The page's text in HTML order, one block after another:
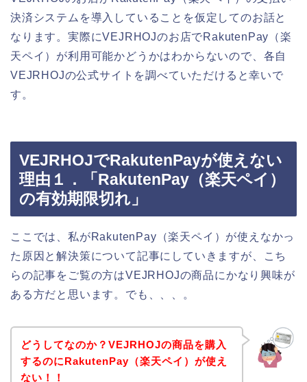
決済システムを導入していることを仮定してのお話と
なります。実際にVEJRHOJのお店でRakutenPay（楽
天ペイ）が利用可能かどうかはわからないので、各自
VEJRHOJの公式サイトを調べていただけると幸いで
す。
VEJRHOJでRakutenPayが使えない
理由１．「RakutenPay（楽天ペイ）
の有効期限切れ」
ここでは、私がRakutenPay（楽天ペイ）が使えなかっ
た原因と解決策について記事にしていきますが、こち
らの記事をご覧の方はVEJRHOJの商品にかなり興味が
ある方だと思います。でも、、、。
どうしてなのか？VEJRHOJの商品を購入
するのにRakutenPay（楽天ペイ）が使え
ない！！